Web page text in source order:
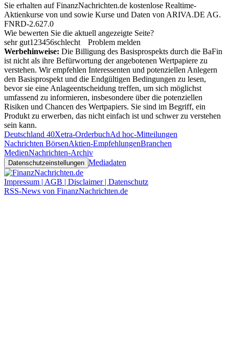
Sie erhalten auf FinanzNachrichten.de kostenlose Realtime-
Aktienkurse von und sowie Kurse und Daten von ARIVA.DE AG.
FNRD-2.627.0
Wie bewerten Sie die aktuell angezeigte Seite?
sehr gut1 23456schlecht
Problem melden
Werbehinweise: Die Billigung des Basisprospekts durch die BaFin
ist nicht als ihre Befürwortung der angebotenen Wertpapiere zu
verstehen. Wir empfehlen Interessenten und potenziellen Anlegern
den Basisprospekt und die Endgültigen Bedingungen zu lesen,
bevor sie eine Anlageentscheidung treffen, um sich möglichst
umfassend zu informieren, insbesondere über die potenziellen
Risiken und Chancen des Wertpapiers. Sie sind im Begriff, ein
Produkt zu erwerben, das nicht einfach ist und schwer zu verstehen
sein kann.
Deutschland 40Xetra-OrderbuchAd hoc-Mitteilungen
Nachrichten BörsenAktien-EmpfehlungenBranchen
MedienNachrichten-Archiv
Datenschutzeinstellungen Mediadaten
Impressum | AGB | Disclaimer | Datenschutz
RSS-News von FinanzNachrichten.de